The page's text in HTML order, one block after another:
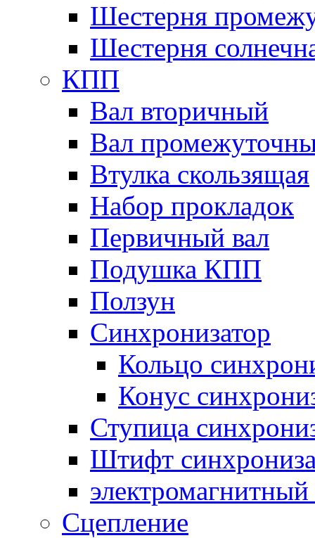
Шестерня
Шестерня
КПП
Вал вторичный
Вал
Втулка скользящая
Набор прокладок
Первичный вал
Подушка КПП
Ползун
Синхронизатор
Кольцо
Конус
Ступица
Штифт
электромагнитный
Сцепление